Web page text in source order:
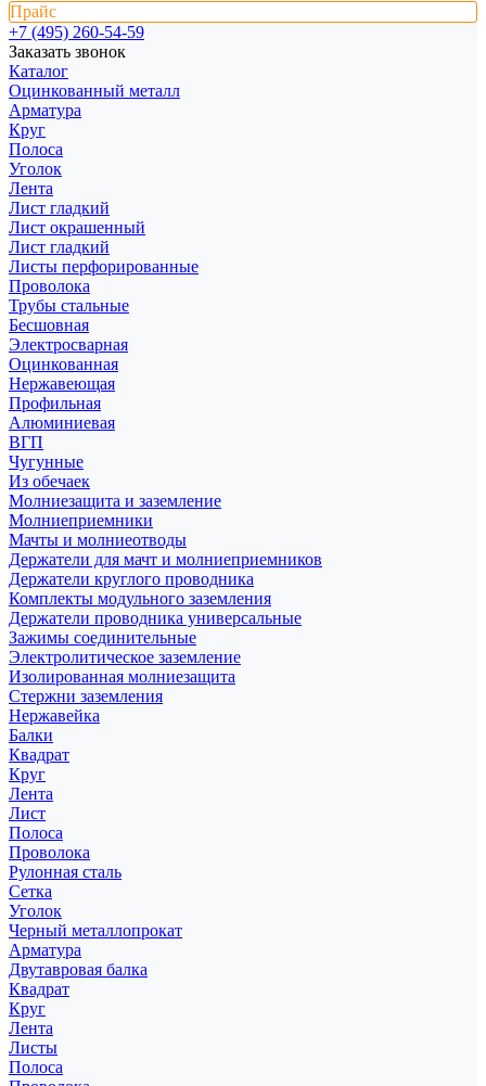
Прайс
+7 (495) 260-54-59
Заказать звонок
Каталог
Оцинкованный металл
Арматура
Круг
Полоса
Уголок
Лента
Лист гладкий
Лист окрашенный
Лист гладкий
Листы перфорированные
Проволока
Трубы стальные
Бесшовная
Электросварная
Оцинкованная
Нержавеющая
Профильная
Алюминиевая
ВГП
Чугунные
Из обечаек
Молниезащита и заземление
Молниеприемники
Мачты и молниеотводы
Держатели для мачт и молниеприемников
Держатели круглого проводника
Комплекты модульного заземления
Держатели проводника универсальные
Зажимы соединительные
Электролитическое заземление
Изолированная молниезащита
Стержни заземления
Нержавейка
Балки
Квадрат
Круг
Лента
Лист
Полоса
Проволока
Рулонная сталь
Сетка
Уголок
Черный металлопрокат
Арматура
Двутавровая балка
Квадрат
Круг
Лента
Листы
Полоса